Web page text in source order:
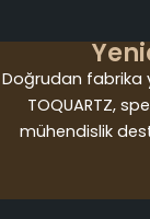
Doğrudan fabrika
TOQUARTZ,
mühendislik